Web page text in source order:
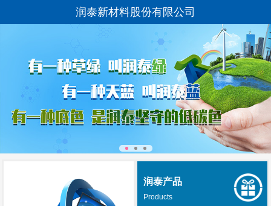
润泰新材料股份有限公司
润泰产品
Products